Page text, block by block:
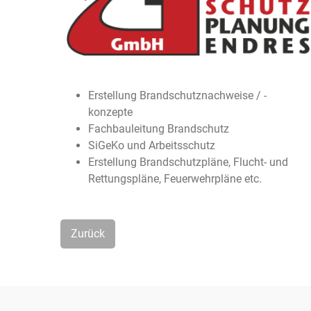
Erstellung Brandschutznachweise / -
konzepte
Fachbauleitung Brandschutz
SiGeKo und Arbeitsschutz
Erstellung Brandschutzpläne, Flucht- und
Rettungspläne, Feuerwehrpläne etc.
Zurück